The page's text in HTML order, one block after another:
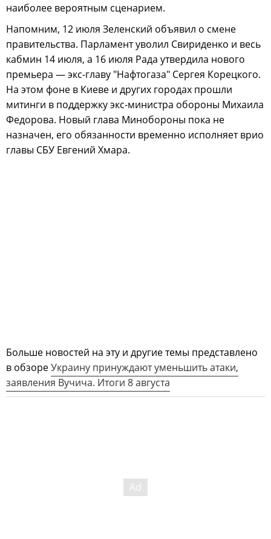
наиболее вероятным сценарием.
Напомним, 12 июля Зеленский объявил о смене
правительства. Парламент уволил Свириденко и весь
кабмин 14 июля, а 16 июля Рада утвердила нового
премьера — экс-главу "Нафтогаза" Сергея Корецкого.
На этом фоне в Киеве и других городах прошли
митинги в поддержку экс-министра обороны Михаила
Федорова. Новый глава Минобороны пока не
назначен, его обязанности временно исполняет врио
главы СБУ Евгений Хмара.
Больше новостей на эту и другие темы представлено
в обзореУкраину принуждают уменьшить атаки,
заявления Вучича. Итоги 8 августа